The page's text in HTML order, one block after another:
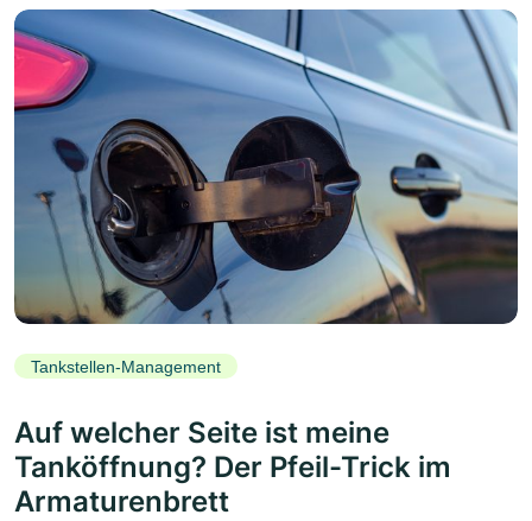
Tankstellen-Management
Auf welcher Seite ist meine
Tanköffnung? Der Pfeil-Trick im
Armaturenbrett